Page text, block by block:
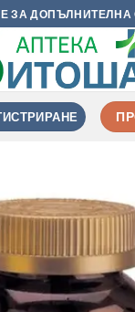
ЗА ДОПЪЛНИТЕЛНА